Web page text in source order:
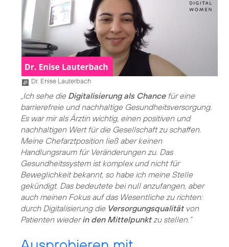
Dr. Enise Lauterbach
„Ich sehe die Digitalisierung als Chancefür eine
barrierefreie und nachhaltige Gesundheitsversorgung.
Es war mir als Ärztin wichtig, einen positiven und
nachhaltigen Wert für die Gesellschaft zu schaffen.
Meine Chefarztposition ließ aber keinen
Handlungsraum für Veränderungen zu. Das
Gesundheitssystem ist komplex und nicht für
Beweglichkeit bekannt, so habe ich meine Stelle
gekündigt. Das bedeutete bei null anzufangen, aber
auch meinen Fokus auf das Wesentliche zu richten:
durch Digitalisierung die Versorgungsqualitätvon
Patienten wiederin den Mittelpunktzu stellen.“